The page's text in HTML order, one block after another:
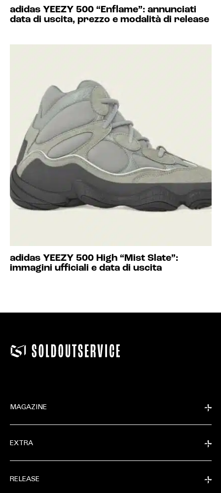
adidas YEEZY 500 “Enflame”: annunciati
data di uscita, prezzo e modalità di release
adidas YEEZY 500 High “Mist Slate”:
immagini ufficiali e data di uscita
MAGAZINE
EXTRA
RELEASE